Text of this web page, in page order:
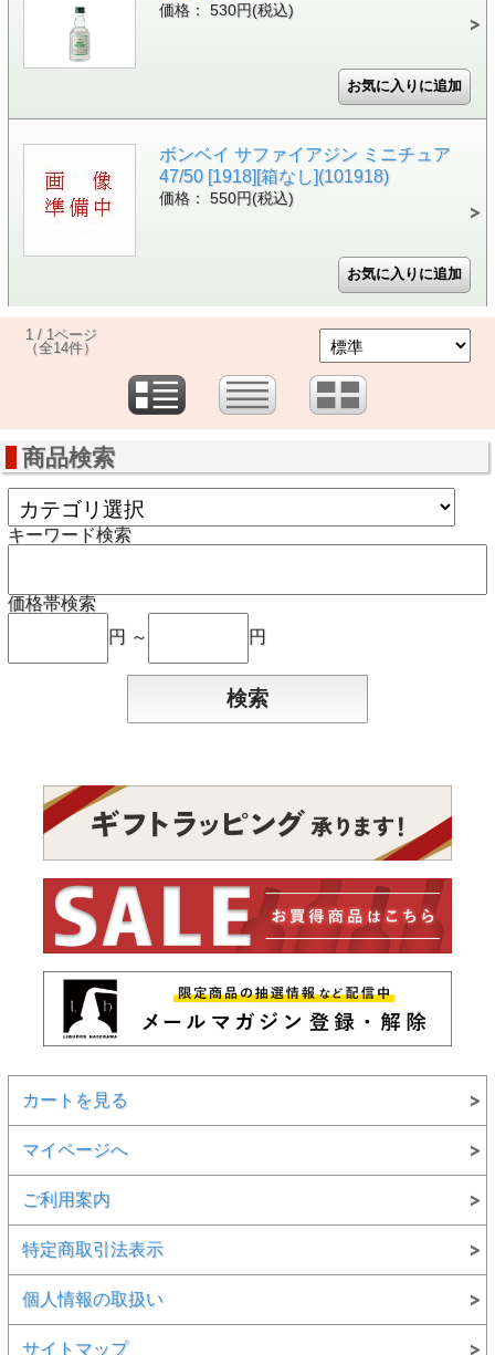
価格： 530円(税込)
ボンベイ サファイアジン ミニチュア
47/50 [1918][箱なし](101918)
価格： 550円(税込)
1 / 1ページ
（全14件）
商品検索
キーワード検索
価格帯検索
円 ～
円
カートを見る
マイページへ
ご利用案内
特定商取引法表示
個人情報の取扱い
サイトマップ